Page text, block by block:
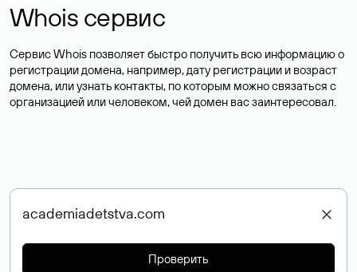
Whois сервис
Сервис Whois позволяет быстро получить всю информацию о
регистрации домена, например, дату регистрации и возраст
домена, или узнать контакты, по которым можно связаться с
организацией или человеком, чей домен вас заинтересовал.
Проверить